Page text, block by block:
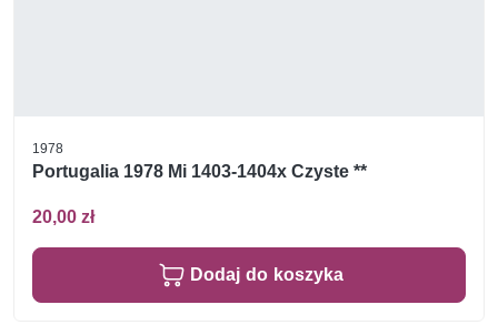
1978
Portugalia 1978 Mi 1403-1404x Czyste **
20,00 zł
Dodaj do koszyka